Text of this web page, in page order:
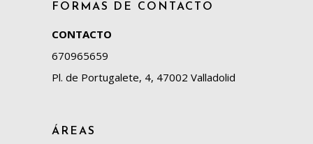
FORMAS DE CONTACTO
CONTACTO
670965659
Pl. de Portugalete, 4, 47002 Valladolid
ÁREAS